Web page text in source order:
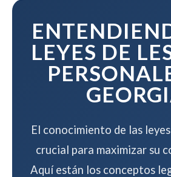
LEYES DE
El conocimiento de las
crucial para maximizar su
Aquí están los conceptos